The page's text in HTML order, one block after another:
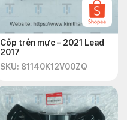
Cốp trên mực – 2021 Lead
2017
SKU: 81140K12V00ZQ